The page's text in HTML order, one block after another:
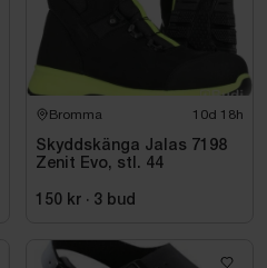
Bromma 10d 18h
Skyddskänga Jalas 7198
Zenit Evo, stl. 44
150 kr · 3 bud